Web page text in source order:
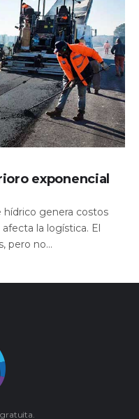
exponencial
genera costos
la logística. El
pero no...
gratuita.